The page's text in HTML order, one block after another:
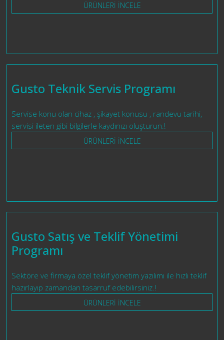
ÜRÜNLERİ İNCELE
Gusto Teknik Servis Programı
Servise konu olan cihaz , şikayet konusu , randevu tarihi,
servisi ileten gibi bilgilerle kaydınızı oluşturun.!
ÜRÜNLERİ İNCELE
Gusto Satış ve Teklif Yönetimi
Programı
Sektöre ve firmaya özel teklif yönetim yazılımı ile hızlı teklif
hazırlayıp zamandan tasarruf edebilirsiniz.!
ÜRÜNLERİ İNCELE